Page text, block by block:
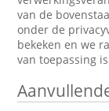
van de
onder de
bekeken en we
van toepassing